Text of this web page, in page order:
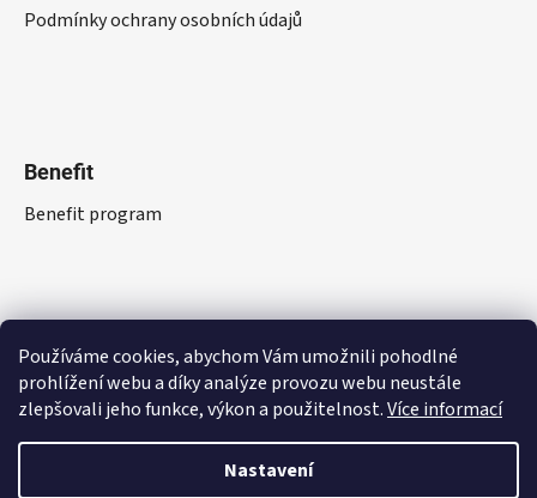
Používáme cookies, abychom Vám umožnili pohodlné
prohlížení webu a díky analýze provozu webu neustále
zlepšovali jeho funkce, výkon a použitelnost.Více informací
Nastavení
Podmínky ochrany osobních údajů
Benefit
Benefit program